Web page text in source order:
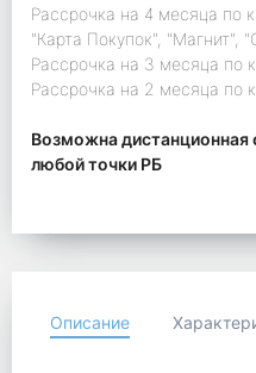
Рассрочка на 4 месяца по
"Карта Покупок", "Магнит",
Рассрочка на 3 месяца по
Рассрочка на 2 месяца по
Возможна дистанционная
любой точки РБ
Описание